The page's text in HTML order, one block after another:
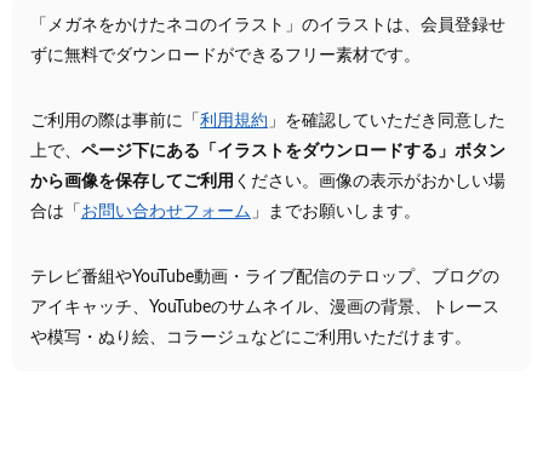
「メガネをかけたネコのイラスト」のイラストは、会員登録せ
ずに無料でダウンロードができるフリー素材です。
ご利用の際は事前に「 利用規約 」を確認していただき同意した
上で、 ページ下にある「イラストをダウンロードする」ボタン
から画像を保存してご利用 ください。画像の表示がおかしい場
合は「 お問い合わせフォーム 」までお願いします。
テレビ番組やYouTube動画・ライブ配信のテロップ、ブログの
アイキャッチ、YouTubeのサムネイル、漫画の背景、トレース
や模写・ぬり絵、コラージュなどにご利用いただけます。